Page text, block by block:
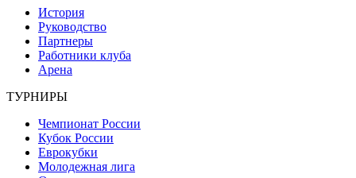
История
Руководство
Партнеры
Работники клуба
Арена
ТУРНИРЫ
Чемпионат России
Кубок России
Еврокубки
Молодежная лига